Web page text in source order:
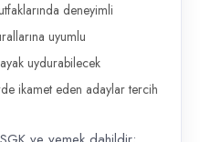
deneyimli
uyumlu
uydurabilecek
ikamet eden adaylar tercih